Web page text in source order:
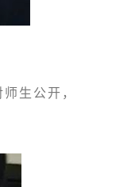
生公开，